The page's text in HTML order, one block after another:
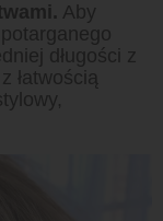
Aby
długości z
łatwością